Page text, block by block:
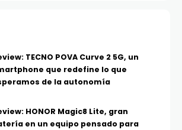
TECNO POVA Curve 2 5G, un
que redefine lo que
de la autonomía
HONOR Magic8 Lite, gran
en un equipo pensado para